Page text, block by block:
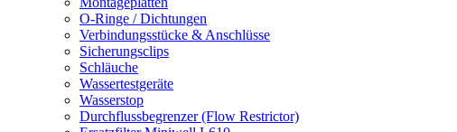
O-Ringe / Dichtungen
Verbindungsstücke & Anschlüsse
Sicherungsclips
Schläuche
Wassertestgeräte
Wasserstop
Durchflussbegrenzer (Flow Restrictor)